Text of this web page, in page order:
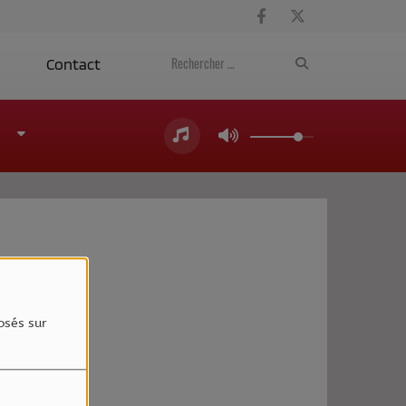
sur
Contact